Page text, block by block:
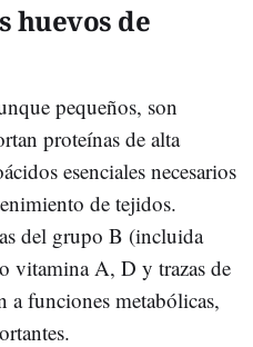
huevos de
pequeños, son
proteínas de alta
esenciales necesarios
de tejidos.
del grupo B (incluida
vitamina A, D y trazas de
funciones metabólicas,